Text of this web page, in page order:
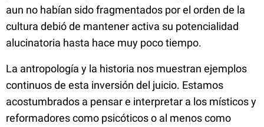
aun no habían sido fragmentados por el orden de la
cultura debió de mantener activa su potencialidad
alucinatoria hasta hace muy poco tiempo.
La antropología y la historia nos muestran ejemplos
continuos de esta inversión del juicio. Estamos
acostumbrados a pensar e interpretar a los místicos y
reformadores como psicóticos o al menos como